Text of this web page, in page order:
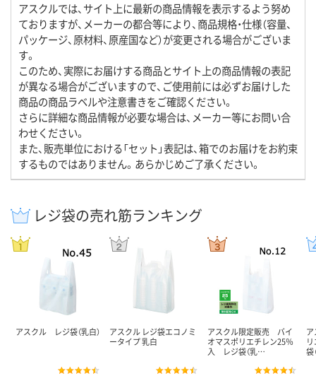
アスクルでは、サイト上に最新の商品情報を表示するよう努め
ておりますが、メーカーの都合等により、商品規格・仕様（容量、
パッケージ、原材料、原産国など）が変更される場合がございま
す。
このため、実際にお届けする商品とサイト上の商品情報の表記
が異なる場合がございますので、ご使用前には必ずお届けした
商品の商品ラベルや注意書きをご確認ください。
さらに詳細な商品情報が必要な場合は、メーカー等にお問い合
わせください。
また、販売単位における「セット」表記は、箱でのお届けをお約束
するものではありません。あらかじめご了承ください。
レジ袋の売れ筋ランキング
アスクル レジ袋（乳白）
アスクル レジ袋エコノミ
ータイプ 乳白
アスクル限定販売 バイ
オマスポリエチレン25％
入 レジ袋（乳…
袋